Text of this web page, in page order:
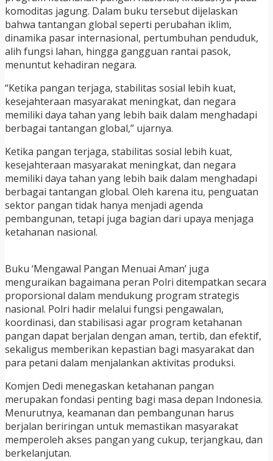
komoditas jagung. Dalam buku tersebut dijelaskan
bahwa tantangan global seperti perubahan iklim,
dinamika pasar internasional, pertumbuhan penduduk,
alih fungsi lahan, hingga gangguan rantai pasok,
menuntut kehadiran negara.
“Ketika pangan terjaga, stabilitas sosial lebih kuat,
kesejahteraan masyarakat meningkat, dan negara
memiliki daya tahan yang lebih baik dalam menghadapi
berbagai tantangan global,” ujarnya.
Ketika pangan terjaga, stabilitas sosial lebih kuat,
kesejahteraan masyarakat meningkat, dan negara
memiliki daya tahan yang lebih baik dalam menghadapi
berbagai tantangan global. Oleh karena itu, penguatan
sektor pangan tidak hanya menjadi agenda
pembangunan, tetapi juga bagian dari upaya menjaga
ketahanan nasional.
Buku ‘Mengawal Pangan Menuai Aman’ juga
menguraikan bagaimana peran Polri ditempatkan secara
proporsional dalam mendukung program strategis
nasional. Polri hadir melalui fungsi pengawalan,
koordinasi, dan stabilisasi agar program ketahanan
pangan dapat berjalan dengan aman, tertib, dan efektif,
sekaligus memberikan kepastian bagi masyarakat dan
para petani dalam menjalankan aktivitas produksi.
Komjen Dedi menegaskan ketahanan pangan
merupakan fondasi penting bagi masa depan Indonesia.
Menurutnya, keamanan dan pembangunan harus
berjalan beriringan untuk memastikan masyarakat
memperoleh akses pangan yang cukup, terjangkau, dan
berkelanjutan.